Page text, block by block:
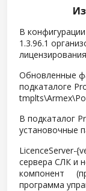
В
1.3.96.1
Обновленные
подкаталоге
В подкаталог
установочные
LicenceServer-
сервера СЛК и
компонент
программа